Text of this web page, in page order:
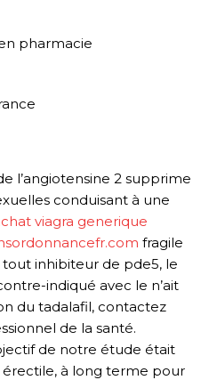
pharmacie
l’angiotensine 2 supprime
conduisant à une
viagra generique
fragile
inhibiteur de pde5, le
indiqué avec le n’ait
du tadalafil, contactez
de la santé.
de notre étude était
érectile, à long terme pour